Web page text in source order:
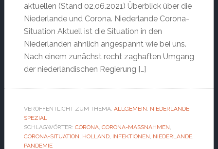
aktuellen (Stand 02.06.2021) Überblick über die
Niederlande und Corona. Niederlande Corona-
Situation Aktuell ist die Situation in den
Niederlanden ähnlich angespannt wie bei uns.
Nach einem zunächst recht zaghaften Umgang
der niederländischen Regierung […]
VERÖFFENTLICHT ZUM THEMA: ALLGEMEIN, NIEDERLANDE
SPEZIAL
SCHLAGWÖRTER: CORONA, CORONA-MASSNAHMEN
,
CORONA-SITUATION, HOLLAND, INFEKTIONEN, NIEDERLANDE,
PANDEMIE